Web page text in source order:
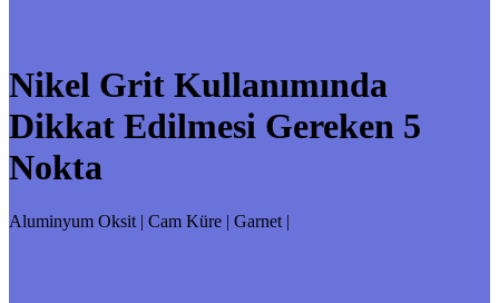
Nikel Grit Kullanımında
Dikkat Edilmesi Gereken 5
Nokta
Aluminyum Oksit | Cam Küre | Garnet |